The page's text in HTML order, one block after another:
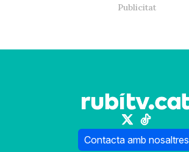
Contacta amb nosaltres